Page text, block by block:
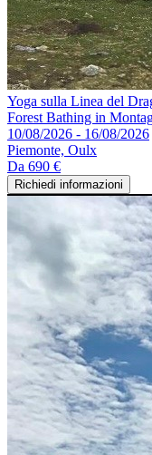
Yoga sulla Linea del
Forest Bathing in
10/08/2026 - 16/08/2026
Piemonte, Oulx
Da 690 €
Richiedi informazioni